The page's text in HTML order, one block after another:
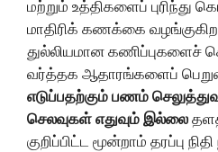
மற்றும் உத்திகளைப்
மாதிரிக் கணக்கை
துல்லியமான கணிப்புகளைச்
வர்த்தக ஆதாரங்களைப்
எடுப்பதற்கும் பணம்
செலவுகள் எதுவும் இல்லை
குறிப்பிட்ட மூன்றாம் தரப்பு